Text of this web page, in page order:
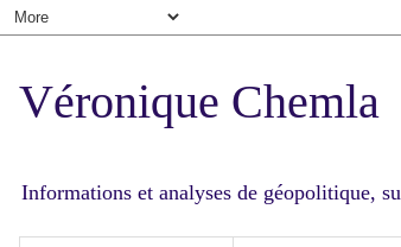
Véronique Chemla
Informations et analyses de géopolitique,